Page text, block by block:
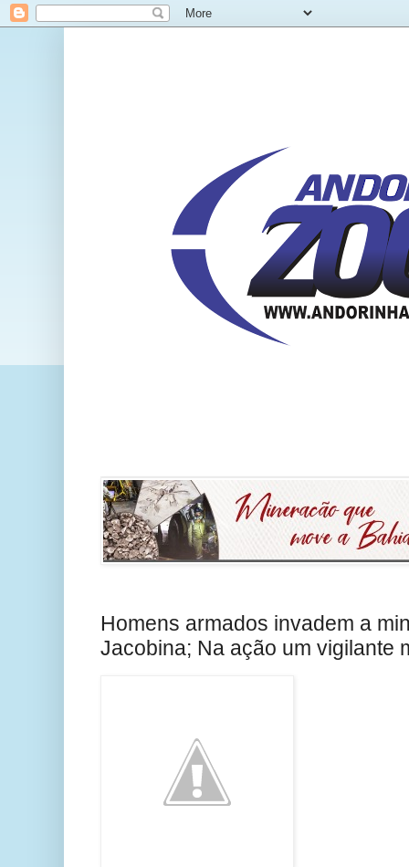
Homens armados invadem a
Jacobina; Na ação um vigilante